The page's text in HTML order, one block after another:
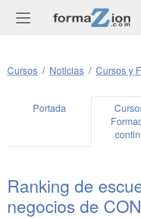
Cursos Noticias Cursos y
Portada
Ranking de
negocios de